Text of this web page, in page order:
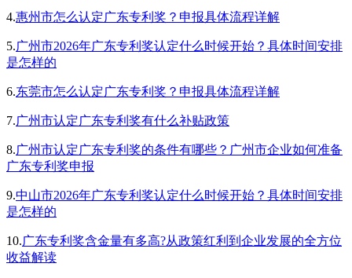
4.惠州市怎么认定广东专利奖？申报具体流程详解
5.广州市2026年广东专利奖认定什么时候开始？具体时间安排
是怎样的
6.东莞市怎么认定广东专利奖？申报具体流程详解
7.广州市认定广东专利奖有什么补贴政策
8.广州市认定广东专利奖的条件有哪些？广州市企业如何准备
广东专利奖申报
9.中山市2026年广东专利奖认定什么时候开始？具体时间安排
是怎样的
10.广东专利奖含金量有多高?从政策红利到企业发展的全方位
收益解读